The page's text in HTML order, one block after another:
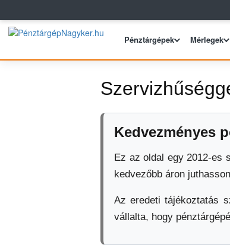
Pénztárgépek Mérlegek
Kedvezményes
Ez az oldal egy 2012-es
kedvezőbb áron
Az eredeti tájékoztatás
vállalta, hogy